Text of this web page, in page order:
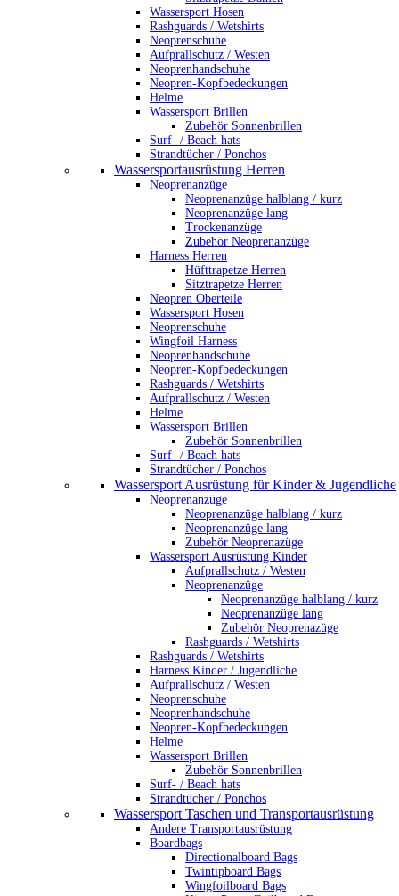
Wassersport Hosen
Rashguards / Wetshirts
Neoprenschuhe
Aufprallschutz / Westen
Neoprenhandschuhe
Neopren-Kopfbedeckungen
Helme
Wassersport Brillen
Zubehör Sonnenbrillen
Surf- / Beach hats
Strandtücher / Ponchos
Wassersportausrüstung Herren
Neoprenanzüge
Neoprenanzüge halblang / kurz
Neoprenanzüge lang
Trockenanzüge
Zubehör Neoprenanzüge
Harness Herren
Hüfttrapetze Herren
Sitztrapetze Herren
Neopren Oberteile
Wassersport Hosen
Neoprenschuhe
Wingfoil Harness
Neoprenhandschuhe
Neopren-Kopfbedeckungen
Rashguards / Wetshirts
Aufprallschutz / Westen
Helme
Wassersport Brillen
Zubehör Sonnenbrillen
Surf- / Beach hats
Strandtücher / Ponchos
Wassersport Ausrüstung für Kinder & Jugendliche
Neoprenanzüge
Neoprenanzüge halblang / kurz
Neoprenanzüge lang
Zubehör Neoprenazüge
Wassersport Ausrüstung Kinder
Aufprallschutz / Westen
Neoprenanzüge
Neoprenanzüge halblang / kurz
Neoprenanzüge lang
Zubehör Neoprenazüge
Rashguards / Wetshirts
Rashguards / Wetshirts
Harness Kinder / Jugendliche
Aufprallschutz / Westen
Neoprenschuhe
Neoprenhandschuhe
Neopren-Kopfbedeckungen
Helme
Wassersport Brillen
Zubehör Sonnenbrillen
Surf- / Beach hats
Strandtücher / Ponchos
Wassersport Taschen und Transportausrüstung
Andere Transportausrüstung
Boardbags
Directionalboard Bags
Twintipboard Bags
Wingfoilboard Bags